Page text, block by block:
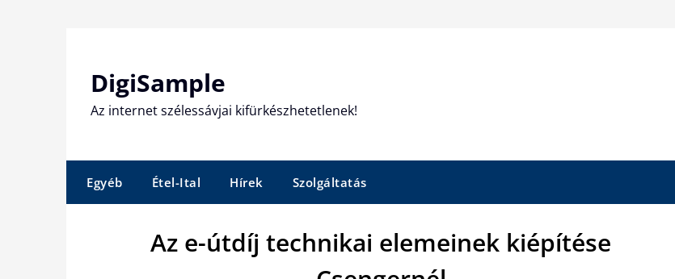
DigiSample
Az internet szélessávjai kifürkészhetetlenek!
Egyéb Étel-Ital Hírek Szolgáltatás
Az e-útdíj technikai elemeinek kiépítése